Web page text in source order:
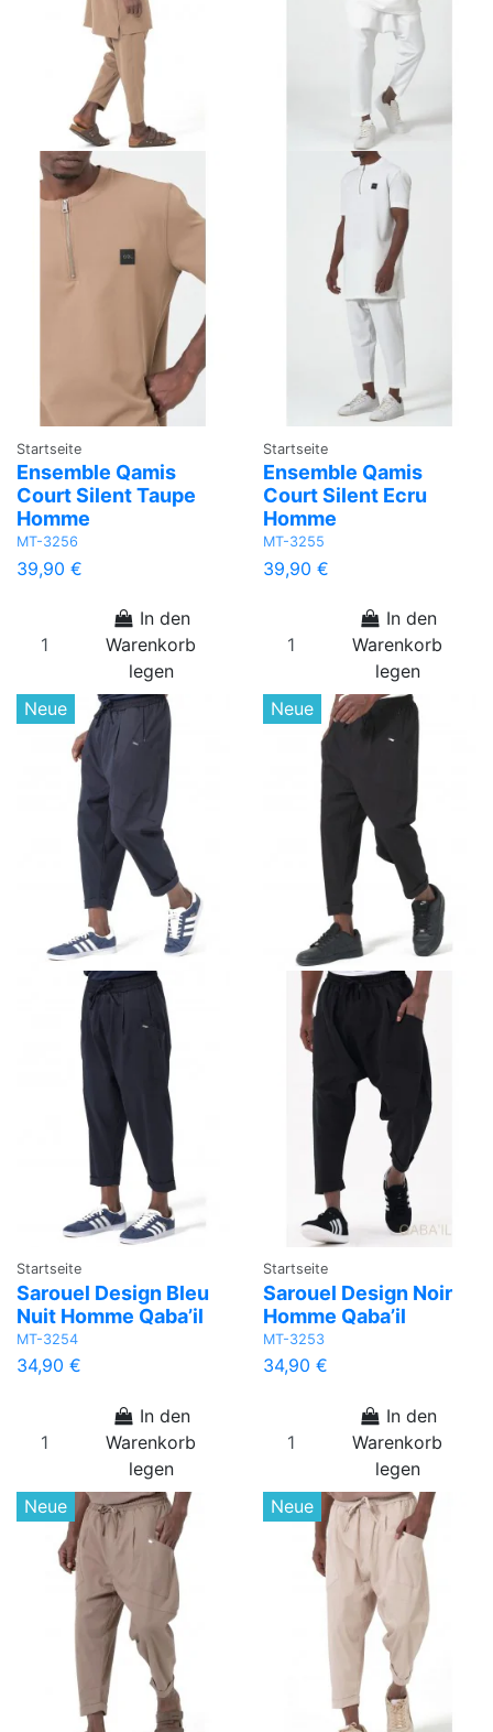
Startseite
Ensemble Qamis
Court Silent Taupe
Homme
MT-3256
39,90 €
In den
Warenkorb
legen
Startseite
Ensemble Qamis
Court Silent Ecru
Homme
MT-3255
39,90 €
In den
Warenkorb
legen
Neue
Startseite
Sarouel Design Bleu
Nuit Homme Qaba’il
MT-3254
34,90 €
In den
Warenkorb
legen
Neue
Startseite
Sarouel Design Noir
Homme Qaba’il
MT-3253
34,90 €
In den
Warenkorb
legen
Neue
Neue